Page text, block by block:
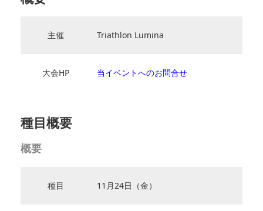
主催 Triathlon Lumina
大会HP 当イベントへのお問合せ
種目概要
概要
種目 11月24日（金）